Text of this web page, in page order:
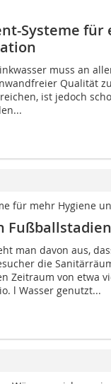
Systeme für
muss an
Qualität
ist jedoch
für mehr Hygiene
Fußballstadien
man davon aus,
die
Zeitraum von etwa
l Wasser genutzt...